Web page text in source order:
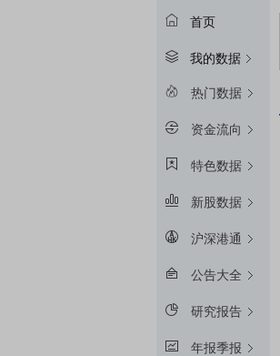
首页
我的数据
热门数据
资金流向
特色数据
新股数据
沪深港通
公告大全
研究报告
年报季报